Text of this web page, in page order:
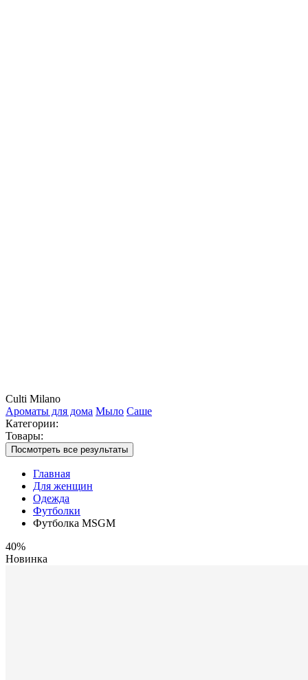
Culti Milano
Ароматы для дома Мыло Саше
Категории:
Товары:
Посмотреть все результаты
Главная
Для женщин
Одежда
Футболки
Футболка MSGM
40%
Новинка